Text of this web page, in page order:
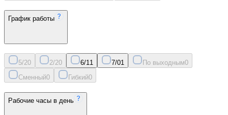
График работы
5/20 2/20 6/11 7/01 По выходным0
Сменный0 Гибкий0
Рабочие часы в день